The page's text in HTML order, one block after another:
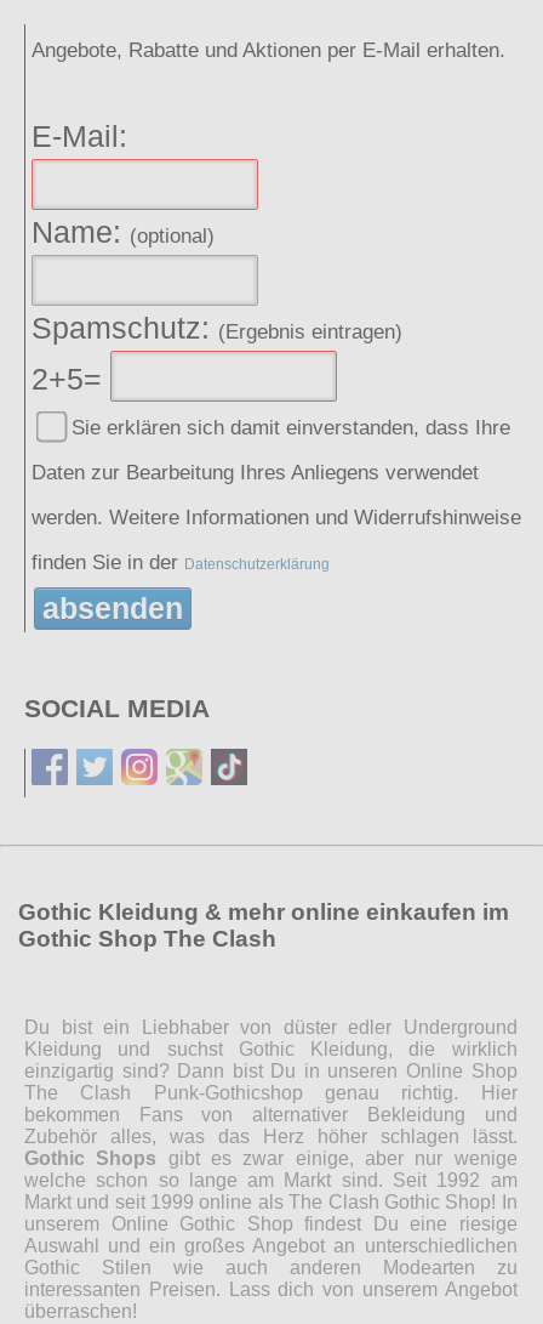
Angebote, Rabatte und Aktionen per E-Mail erhalten.
E-Mail:
Name: (optional)
Spamschutz: (Ergebnis eintragen)
2+5=
Sie erklären sich damit einverstanden, dass Ihre
Daten zur Bearbeitung Ihres Anliegens verwendet
werden. Weitere Informationen und Widerrufshinweise
finden Sie in der Datenschutzerklärung
absenden
SOCIAL MEDIA
Gothic Kleidung & mehr online einkaufen im
Gothic Shop The Clash
Du bist ein Liebhaber von düster edler Underground
Kleidung und suchst Gothic Kleidung, die wirklich
einzigartig sind? Dann bist Du in unseren Online Shop
The Clash Punk-Gothicshop genau richtig. Hier
bekommen Fans von alternativer Bekleidung und
Zubehör alles, was das Herz höher schlagen lässt.
Gothic Shops gibt es zwar einige, aber nur wenige
welche schon so lange am Markt sind. Seit 1992 am
Markt und seit 1999 online als The Clash Gothic Shop! In
unserem Online Gothic Shop findest Du eine riesige
Auswahl und ein großes Angebot an unterschiedlichen
Gothic Stilen wie auch anderen Modearten zu
interessanten Preisen. Lass dich von unserem Angebot
überraschen!